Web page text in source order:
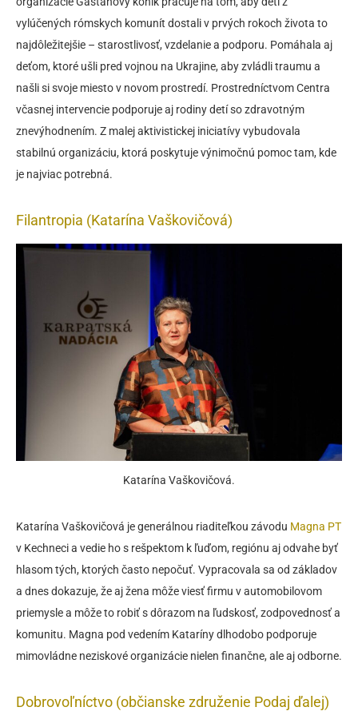
vylúčených rómskych komunít dostali v prvých rokoch života to
najdôležitejšie – starostlivosť, vzdelanie a podporu. Pomáhala aj
deťom, ktoré ušli pred vojnou na Ukrajine, aby zvládli traumu a
našli si svoje miesto v novom prostredí. Prostredníctvom Centra
včasnej intervencie podporuje aj rodiny detí so zdravotným
znevýhodnením. Z malej aktivistickej iniciatívy vybudovala
stabilnú organizáciu, ktorá poskytuje výnimočnú pomoc tam, kde
je najviac potrebná.
Filantropia (Katarína Vaškovičová)
Katarína Vaškovičová.
Katarína Vaškovičová je generálnou riaditeľkou závodu Magna PT
v Kechneci a vedie ho s rešpektom k ľuďom, regiónu aj odvahe byť
hlasom tých, ktorých často nepočuť. Vypracovala sa od základov
a dnes dokazuje, že aj žena môže viesť firmu v automobilovom
priemysle a môže to robiť s dôrazom na ľudskosť, zodpovednosť a
komunitu. Magna pod vedením Kataríny dlhodobo podporuje
mimovládne neziskové organizácie nielen finančne, ale aj odborne.
Dobrovoľníctvo (občianske združenie Podaj ďalej)